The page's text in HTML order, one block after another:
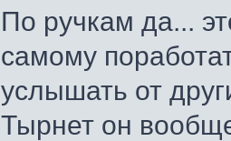
По ручкам да...
самому
услышать от
Тырнет он